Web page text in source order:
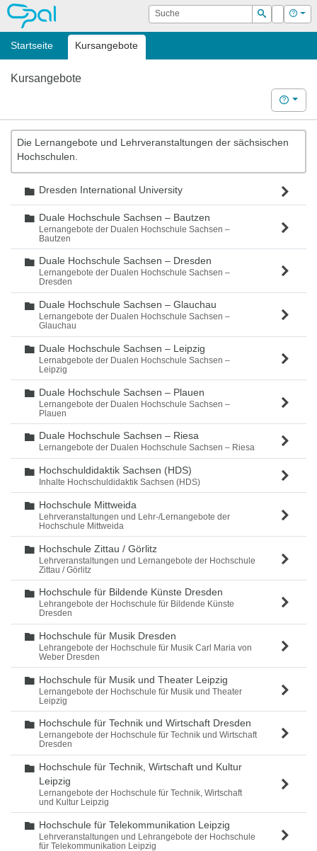
OPAL Suche
Suchen
Login Hilfe
Startseite Kursangebote
Kursangebote
Hilfe
Die Lernangebote und Lehrveranstaltungen der sächsischen
Hochschulen.
Ordner
Dresden International University
Ordner
Duale Hochschule Sachsen – Bautzen
Lernangebote der Dualen Hochschule Sachsen –
Bautzen
Ordner
Duale Hochschule Sachsen – Dresden
Lernangebote der Dualen Hochschule Sachsen –
Dresden
Ordner
Duale Hochschule Sachsen – Glauchau
Lernangebote der Dualen Hochschule Sachsen –
Glauchau
Ordner
Duale Hochschule Sachsen – Leipzig
Lernabgebote der Dualen Hochschule Sachsen –
Leipzig
Ordner
Duale Hochschule Sachsen – Plauen
Lernangebote der Dualen Hochschule Sachsen –
Plauen
Ordner
Duale Hochschule Sachsen – Riesa
Lernangebote der Dualen Hochschule Sachsen – Riesa
Ordner
Hochschuldidaktik Sachsen (HDS)
Inhalte Hochschuldidaktik Sachsen (HDS)
Ordner
Hochschule Mittweida
Lehrveranstaltungen und Lehr-/Lernangebote der
Hochschule Mittweida
Ordner
Hochschule Zittau / Görlitz
Lehrveranstaltungen und Lernangebote der Hochschule
Zittau / Görlitz
Ordner
Hochschule für Bildende Künste Dresden
Lehrangebote der Hochschule für Bildende Künste
Dresden
Ordner
Hochschule für Musik Dresden
Lehrangebote der Hochschule für Musik Carl Maria von
Weber Dresden
Ordner
Hochschule für Musik und Theater Leipzig
Lernangebote der Hochschule für Musik und Theater
Leipzig
Ordner
Hochschule für Technik und Wirtschaft Dresden
Lernangebote der Hochschule für Technik und Wirtschaft
Dresden
Ordner
Hochschule für Technik, Wirtschaft und Kultur
Leipzig
Lernangebote der Hochschule für Technik, Wirtschaft
und Kultur Leipzig
Ordner
Hochschule für Telekommunikation Leipzig
Lehrveranstaltungen und Lehrangebote der Hochschule
für Telekommunikation Leipzig